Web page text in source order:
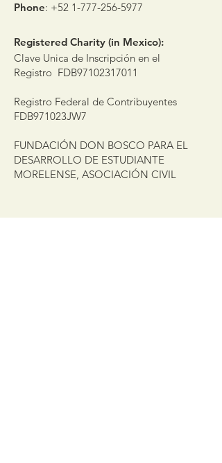
Phone: +52 1-777-256-5977
Registered Charity (in Mexico):
Clave Unica de Inscripción en el
Registro FDB97102317011
Registro Federal de Contribuyentes
FDB971023JW7
FUNDACIÓN DON BOSCO PARA EL
DESARROLLO DE ESTUDIANTE
MORELENSE, ASOCIACIÓN CIVIL